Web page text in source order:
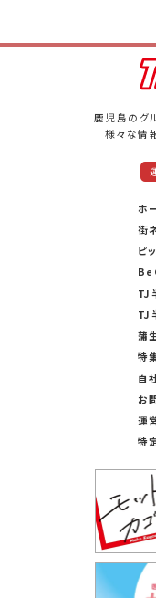
鹿児島のグ
様々な情
ホ
街
ピ
TJ
TJ
蒲
特
自
お
運
特